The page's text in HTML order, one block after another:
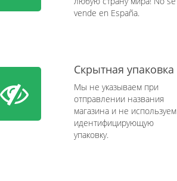
vende en España.
Скрытная упаковка
Мы не указываем при
отправлении названия
магазина и не используем
идентифицирующую
упаковку.